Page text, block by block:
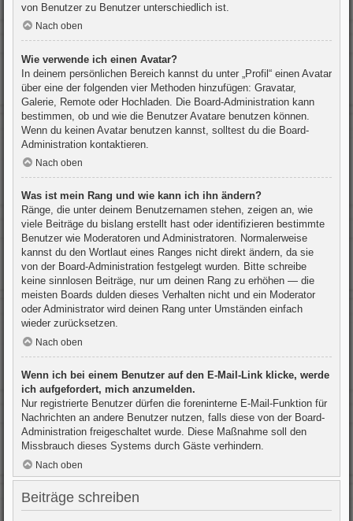
von Benutzer zu Benutzer unterschiedlich ist.
Nach oben
Wie verwende ich einen Avatar?
In deinem persönlichen Bereich kannst du unter „Profil“ einen Avatar
über eine der folgenden vier Methoden hinzufügen: Gravatar,
Galerie, Remote oder Hochladen. Die Board-Administration kann
bestimmen, ob und wie die Benutzer Avatare benutzen können.
Wenn du keinen Avatar benutzen kannst, solltest du die Board-
Administration kontaktieren.
Nach oben
Was ist mein Rang und wie kann ich ihn ändern?
Ränge, die unter deinem Benutzernamen stehen, zeigen an, wie
viele Beiträge du bislang erstellt hast oder identifizieren bestimmte
Benutzer wie Moderatoren und Administratoren. Normalerweise
kannst du den Wortlaut eines Ranges nicht direkt ändern, da sie
von der Board-Administration festgelegt wurden. Bitte schreibe
keine sinnlosen Beiträge, nur um deinen Rang zu erhöhen — die
meisten Boards dulden dieses Verhalten nicht und ein Moderator
oder Administrator wird deinen Rang unter Umständen einfach
wieder zurücksetzen.
Nach oben
Wenn ich bei einem Benutzer auf den E-Mail-Link klicke, werde
ich aufgefordert, mich anzumelden.
Nur registrierte Benutzer dürfen die foreninterne E-Mail-Funktion für
Nachrichten an andere Benutzer nutzen, falls diese von der Board-
Administration freigeschaltet wurde. Diese Maßnahme soll den
Missbrauch dieses Systems durch Gäste verhindern.
Nach oben
Beiträge schreiben